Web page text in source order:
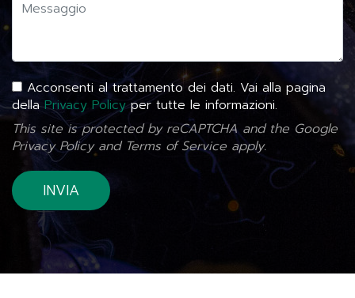
Acconsenti al trattamento dei dati. Vai alla pagina
dellaPrivacy Policyper tutte le informazioni.
This site is protected by reCAPTCHA and the Google
Privacy Policyand Terms of Service apply.